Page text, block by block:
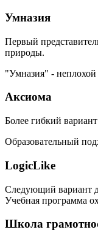
Умназия
Первый
природы.
"Умназия" - неплохой
Аксиома
Более гибкий
Образовательный
LogicLike
Следующий вариант
Учебная программа
Школа